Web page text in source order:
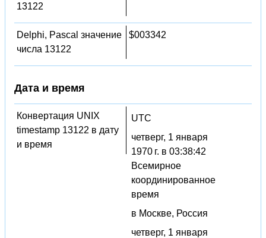
13122
Delphi, Pascal значение
числа 13122
$003342
Дата и время
Конвертация UNIX
timestamp 13122 в дату
и время
UTC
четверг, 1 января
1970 г. в 03:38:42
Всемирное
координированное
время
в Москве, Россия
четверг, 1 января